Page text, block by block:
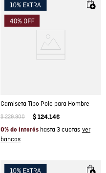
Camiseta Tipo Polo para Hombre
$ 229.900 $ 124.146
0% de interés hasta 3 cuotas